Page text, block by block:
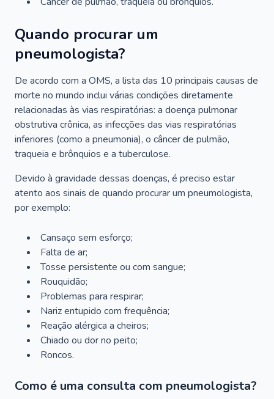
Quando procurar um
pneumologista?
De acordo com a OMS, a lista das 10 principais causas de
morte no mundo inclui várias condições diretamente
relacionadas às vias respiratórias: a doença pulmonar
obstrutiva crônica, as infecções das vias respiratórias
inferiores (como a pneumonia), o câncer de pulmão,
traqueia e brônquios e a tuberculose.
Devido à gravidade dessas doenças, é preciso estar
atento aos sinais de quando procurar um pneumologista,
por exemplo:
Cansaço sem esforço;
Falta de ar;
Tosse persistente ou com sangue;
Rouquidão;
Problemas para respirar;
Nariz entupido com frequência;
Reação alérgica a cheiros;
Chiado ou dor no peito;
Roncos.
Como é uma consulta com pneumologista?